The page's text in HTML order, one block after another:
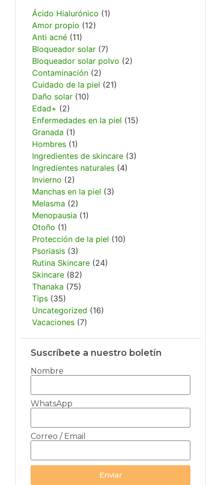
Ácido Hialurónico (1)
Amor propio (12)
Anti acné (11)
Bloqueador solar (7)
Bloqueador solar polvo (2)
Contaminación (2)
Cuidado de la piel (21)
Daño solar (10)
Edad+ (2)
Enfermedades en la piel (15)
Granada (1)
Hombres (1)
Ingredientes de skincare (3)
Ingredientes naturales (4)
Invierno (2)
Manchas en la piel (3)
Melasma (2)
Menopausia (1)
Otoño (1)
Protección de la piel (10)
Psoriasis (3)
Rutina Skincare (24)
Skincare (82)
Thanaka (75)
Tips (35)
Uncategorized (16)
Vacaciones (7)
Suscríbete a nuestro boletín
Nombre
WhatsApp
Correo / Email
Enviar